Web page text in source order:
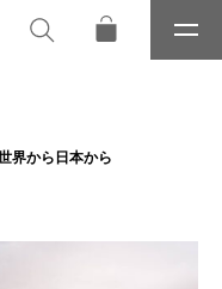
メ
ニ
界から日本から